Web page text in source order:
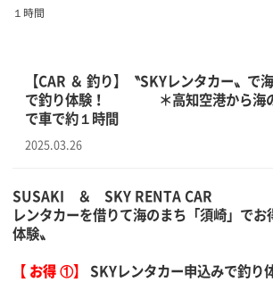
１時間
【CAR ＆ 釣り】〝SKYレンタカー〟で
で釣り体験！ ＊高知空港から海の
で車で約１時間
2025.03.26
SUSAKI ＆ SKY RENTA CAR
レンタカーを借りて海のまち「須崎」でお
体験〟
【 お得 ①】 SKYレンタカー申込みで釣り